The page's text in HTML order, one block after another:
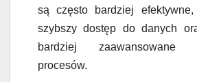
są często bardziej
szybszy dostęp do danych
bardziej zaawansowane
procesów.